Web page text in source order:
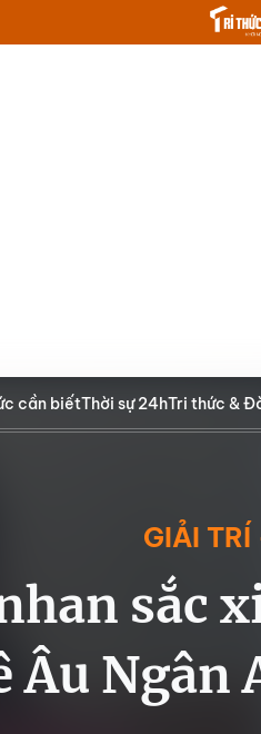
cần biếtThời sự 24hTri thức &
GIẢI TRÍ
sắc
Âu Ngân